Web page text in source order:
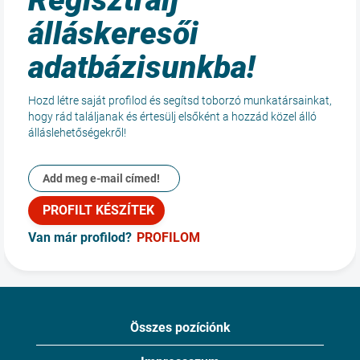
hozzánk!
innovatív
környezetben.
Fedezd fel
diákmunka
lehetőségeinket és
építsd a jövőd az
Gyakornoki
lehetőségek
álláskeresői
adatbázisunkba!
Hozd létre saját profilod és segítsd toborzó munkatársainkat,
hogy rád találjanak és értesülj elsőként a hozzád közel álló
álláslehetőségekről!
Van már profilod? PROFILOM
Összes pozíciónk